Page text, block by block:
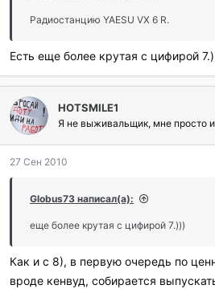
Радиостанцию YAESU VX 6 R.
Есть еще более крутая с цифирой
HOTSMILE1
Я не выживальщик, мне просто
27 Сен 2010
Globus73 написал(а):
еще более крутая с цифирой 7.)))
Как и с 8), в первую очередь по
вроде кенвуд, собирается